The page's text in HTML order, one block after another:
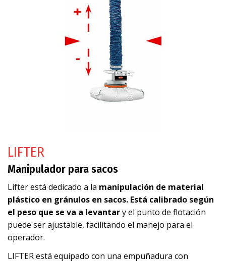
LIFTER
Manipulador para sacos
Lifter está dedicado a la manipulación de material
plástico en gránulos en sacos. Está calibrado según
el peso que se va a levantary el punto de flotación
puede ser ajustable, facilitando el manejo para el
operador.
LIFTER está equipado con una empuñadura con